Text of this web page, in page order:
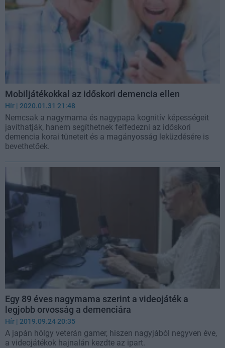
Mobiljátékokkal az időskori demencia ellen
Hír | 2020.01.31 21:48
Nemcsak a nagymama és nagypapa kognitív képességeit
javíthatják, hanem segíthetnek felfedezni az időskori
demencia korai tüneteit és a magányosság leküzdésére is
bevethetőek.
Egy 89 éves nagymama szerint a videojáték a
legjobb orvosság a demenciára
Hír | 2019.09.24 20:35
A japán hölgy veterán gamer, hiszen nagyjából negyven éve,
a videojátékok hajnalán kezdte az ipart.